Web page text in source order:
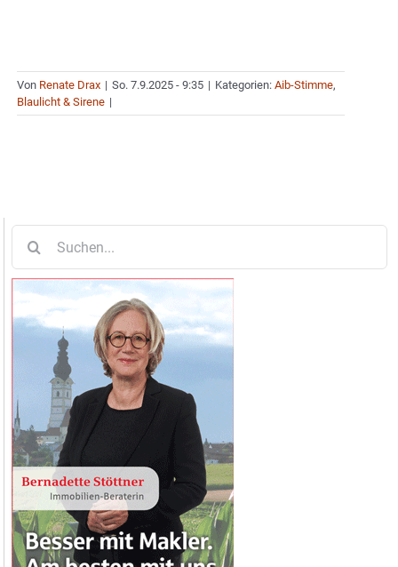
Von Renate Drax | So. 7.9.2025 - 9:35 | Kategorien: Aib-Stimme,
Blaulicht & Sirene |
nach: